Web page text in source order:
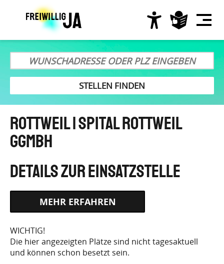
Hauptnavigation
Rottweil | Spital Rottweil
gGmbH
FSJ.DE/BEWIRB-DICH/FREIE-
WICHTIG!
Die hier angezeigten Plätze sind nicht tagesaktuell
und können schon besetzt sein.